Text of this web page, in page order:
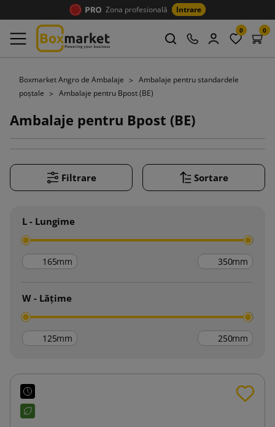
Zona profesională Intrare
0 0
Boxmarket Angro de Ambalaje
Ambalaje pentru standardele
poștale
Ambalaje pentru Bpost (BE)
Ambalaje pentru Bpost (BE)
Filtrare Sortare
L - Lungime
mm mm
W - Lățime
mm mm